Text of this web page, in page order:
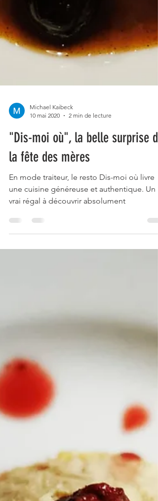
10 mai 2020
2 min de lecture
"Dis-moi où", la belle surprise de
la fête des mères
En mode traiteur, le resto Dis-moi où livre
une cuisine généreuse et authentique. Un
vrai régal à découvrir absolument